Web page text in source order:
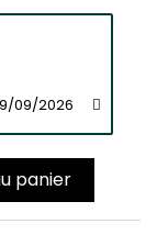
09/2026
panier